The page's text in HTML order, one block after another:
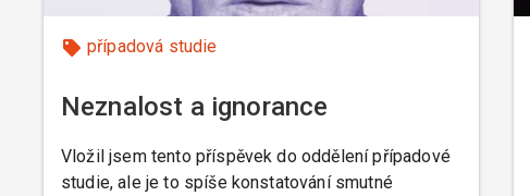
případová studie
Neznalost a ignorance
Vložil jsem tento příspěvek do oddělení případové
studie, ale je to spíše konstatování smutné